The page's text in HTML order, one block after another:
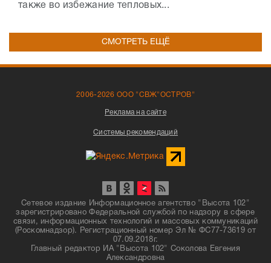
также во избежание тепловых...
СМОТРЕТЬ ЕЩЁ
2006-2026 ООО "СВЖ"ОСТРОВ"
Реклама на сайте
Системы рекомендаций
Сетевое издание Информационное агентство "Высота 102"
зарегистрировано Федеральной службой по надзору в сфере
связи, информационных технологий и массовых коммуникаций
(Роскомнадзор). Регистрационный номер Эл № ФС77-73619 от
07.09.2018г.
Главный редактор ИА "Высота 102" Соколова Евгения
Александровна